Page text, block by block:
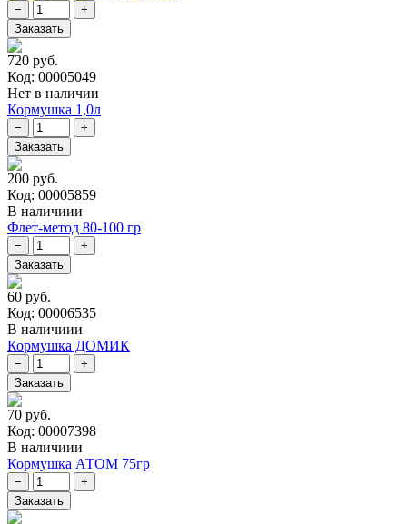
720 руб.
Код: 00005049
Нет в наличии
Кормушка 1,0л
200 руб.
Код: 00005859
В наличиии
Флет-метод 80-100 гр
60 руб.
Код: 00006535
В наличиии
Кормушка ДОМИК
70 руб.
Код: 00007398
В наличиии
Кормушка АТОМ 75гр